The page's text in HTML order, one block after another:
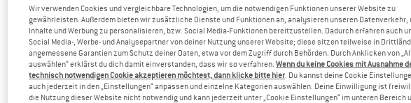
Wir verwenden Cookies und vergleichbare Technologien, um die notwendigen Funktionen unserer Website zu
gewährleisten. Außerdem bieten wir zusätzliche Dienste und Funktionen an, analysieren unseren Datenverkehr,
Inhalte und Werbung zu personalisieren, bzw. Social Media-Funktionen bereitzustellen. Dadurch erfahren auch
Social Media-, Werbe- und Analysepartner von deiner Nutzung unserer Website; diese sitzen teilweise in
angemessene Garantien zum Schutz deiner Daten, etwa vor dem Zugriff durch Behörden. Durch Anklicken von
auswählen“ erklärst du dich damit einverstanden, dass wir so verfahren. Wenn du keine Cookies mit Ausnahme
technisch notwendigen Cookie akzeptieren möchtest, dann klicke bitte hier. Du kannst deine Cookie
auch jederzeit in den „Einstellungen“ anpassen und einzelne Kategorien auswählen. Deine Einwilligung ist
die Nutzung dieser Website nicht notwendig und kann jederzeit unter „Cookie Einstellungen“ im unteren Bereich